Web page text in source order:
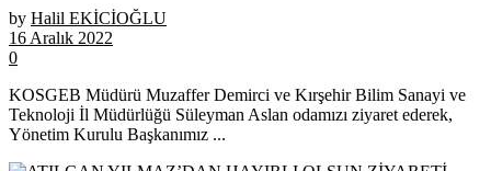
by Halil EKİCİOĞLU
16 Aralık 2022
0
KOSGEB Müdürü Muzaffer Demirci ve Kırşehir Bilim Sanayi ve
Teknoloji İl Müdürlüğü Süleyman Aslan odamızı ziyaret ederek,
Yönetim Kurulu Başkanımız ...